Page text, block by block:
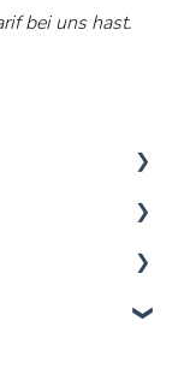
bei uns hast.